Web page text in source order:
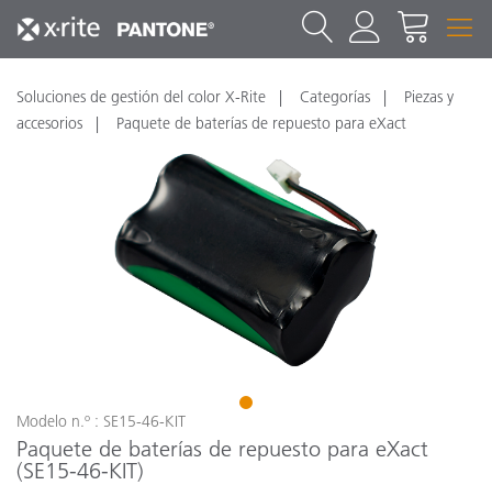
Soluciones de gestión del color X-Rite Categorías
Piezas y
accesorios
Paquete de baterías de repuesto para eXact
1
Modelo n.º : SE15-46-KIT
Paquete de baterías de repuesto para eXact
(SE15-46-KIT)